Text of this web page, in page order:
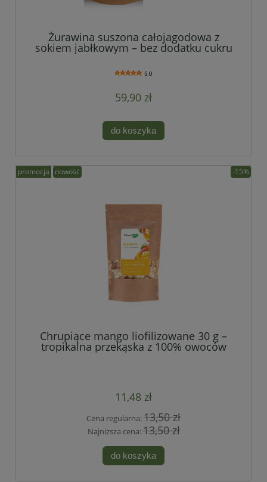
Żurawina suszona całojagodowa z
sokiem jabłkowym – bez dodatku cukru
5.0
59,90 zł
do koszyka
Chrupiące mango liofilizowane 30 g –
tropikalna przekąska z 100% owoców
11,48 zł
Cena regularna:13,50 zł
Najniższa cena:13,50 zł
do koszyka
promocja nowość -15%